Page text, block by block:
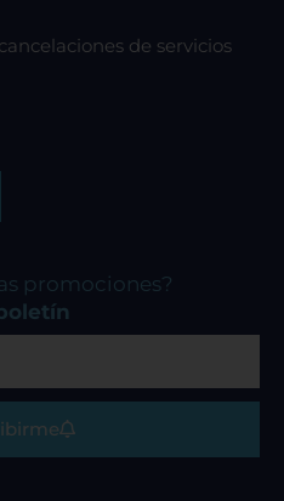
de servicios
promociones?